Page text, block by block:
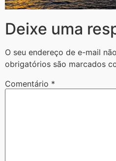
Deixe uma
O seu endereço de e-mail
obrigatórios são marcados
Comentário *